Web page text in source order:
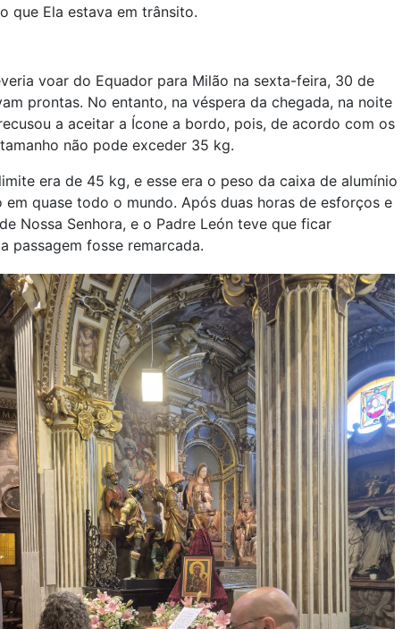
que Ela estava em trânsito.
voar do Equador para Milão na sexta-feira, 30 de
prontas. No entanto, na véspera da chegada, na noite
a aceitar a Ícone a bordo, pois, de acordo com os
não pode exceder 35 kg.
era de 45 kg, e esse era o peso da caixa de alumínio
quase todo o mundo. Após duas horas de esforços e
Nossa Senhora, e o Padre León teve que ficar
passagem fosse remarcada.